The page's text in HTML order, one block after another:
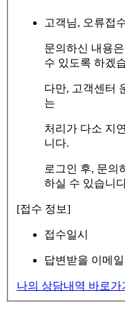
고객님, 오류접
문의하신 내용
수 있도록 하겠
다만, 고객센터
는
처리가 다소 지
니다.
로그인 후, 문의
하실 수 있습니
[접수 정보]
접수일시
답변받을 이메일
나의 상담내역 바로가